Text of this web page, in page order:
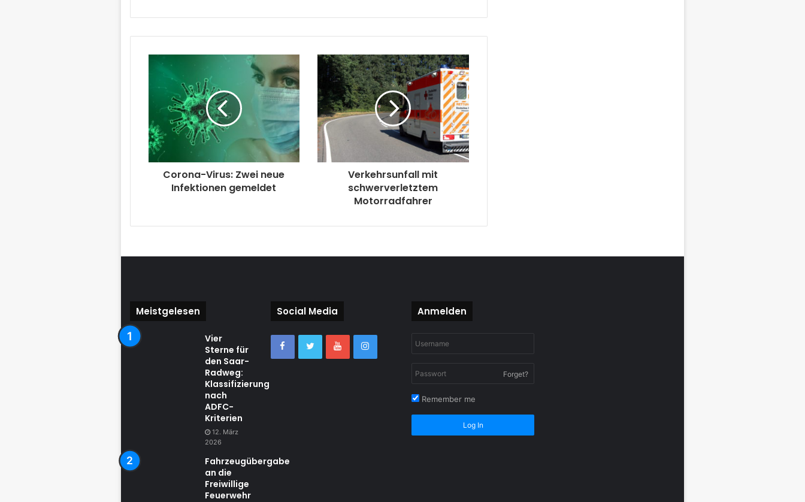
Corona-Virus: Zwei neue
Infektionen gemeldet
Verkehrsunfall mit
schwerverletztem
Motorradfahrer
Meistgelesen
Vier
Sterne für
den Saar-
Radweg:
Klassifizierung
nach
ADFC-
Kriterien
12. März
2026
Fahrzeugübergabe
an die
Freiwillige
Feuerwehr
Social Media Anmelden
Forget?
Remember me
Log In